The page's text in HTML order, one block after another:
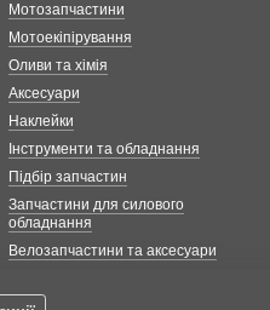
Мотозапчастини
Мотоекіпірування
Оливи та хімія
Аксесуари
Наклейки
Інструменти та обладнання
Підбір запчастин
Запчастини для силового
обладнання
Велозапчастини та аксесуари